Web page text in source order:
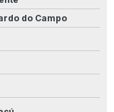
do Campo